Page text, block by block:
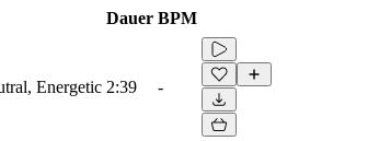
Dauer BPM
Energetic 2:39 -